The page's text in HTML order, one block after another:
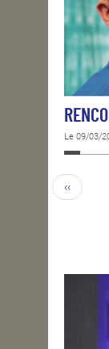
Le 09/03/
‹‹